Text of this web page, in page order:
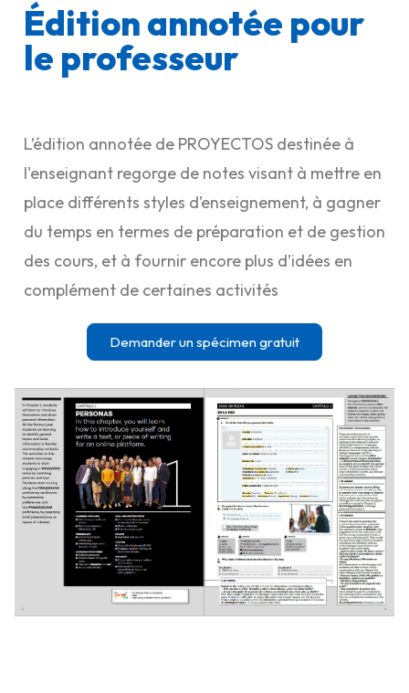
Édition annotée pour
le professeur
L’édition annotée de PROYECTOS destinée à
l'enseignant regorge de notes visant à mettre en
place différents styles d’enseignement, à gagner
du temps en termes de préparation et de gestion
des cours, et à fournir encore plus d’idées en
complément de certaines activités
Demander un spécimen gratuit